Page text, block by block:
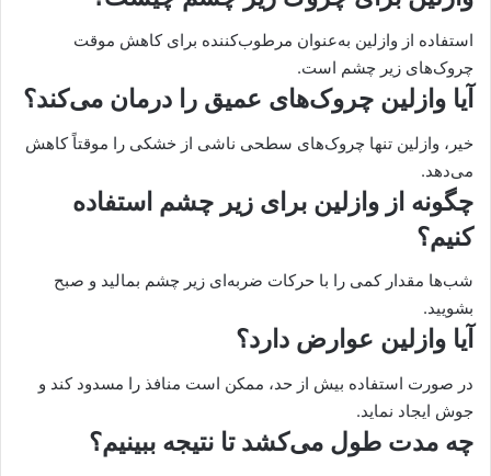
استفاده از وازلین به‌عنوان مرطوب‌کننده برای کاهش موقت
چروک‌های زیر چشم است.
آیا وازلین چروک‌های عمیق را درمان می‌کند؟
خیر، وازلین تنها چروک‌های سطحی ناشی از خشکی را موقتاً کاهش
می‌دهد.
چگونه از وازلین برای زیر چشم استفاده
کنیم؟
شب‌ها مقدار کمی را با حرکات ضربه‌ای زیر چشم بمالید و صبح
بشویید.
آیا وازلین عوارض دارد؟
در صورت استفاده بیش از حد، ممکن است منافذ را مسدود کند و
جوش ایجاد نماید.
چه مدت طول می‌کشد تا نتیجه ببینیم؟